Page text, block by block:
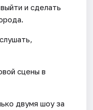
и сделать
сцены в
двумя шоу за